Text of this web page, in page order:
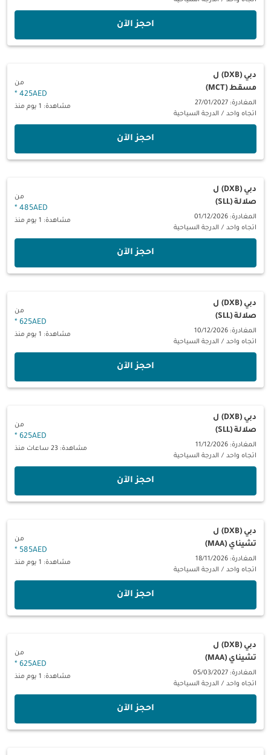
‫احجز الآن‬
دبي (DXB)
ل
مسقط (MCT)
المغادرة: 27/01/2027
اتجاه واحد / الدرجة السياحية
من
425AED
*
مشاهدة: 1 يوم منذ
‫احجز الآن‬
دبي (DXB)
ل
صلالة (SLL)
المغادرة: 01/12/2026
اتجاه واحد / الدرجة السياحية
من
485AED
*
مشاهدة: 1 يوم منذ
‫احجز الآن‬
دبي (DXB)
ل
صلالة (SLL)
المغادرة: 10/12/2026
اتجاه واحد / الدرجة السياحية
من
625AED
*
مشاهدة: 1 يوم منذ
‫احجز الآن‬
دبي (DXB)
ل
صلالة (SLL)
المغادرة: 11/12/2026
اتجاه واحد / الدرجة السياحية
من
625AED
*
مشاهدة: 23 ساعات منذ
‫احجز الآن‬
دبي (DXB)
ل
تشيناي (MAA)
المغادرة: 18/11/2026
اتجاه واحد / الدرجة السياحية
من
585AED
*
مشاهدة: 1 يوم منذ
‫احجز الآن‬
دبي (DXB)
ل
تشيناي (MAA)
المغادرة: 05/03/2027
اتجاه واحد / الدرجة السياحية
من
625AED
*
مشاهدة: 1 يوم منذ
‫احجز الآن‬